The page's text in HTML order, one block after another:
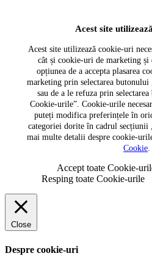
Acest site
Acest site utilizează cookie-uri
cât și cookie-uri de marketing și
opțiunea de a accepta plasarea
marketing prin selectarea
sau de a le refuza prin
Cookie-urile”. Cookie-urile
puteți modifica preferințele în
categoriei dorite în cadrul secțiunii
mai multe detalii despre cookie-
Cookie.
Accept toate Cookie-
Resping toate Cookie-urile
Close
Despre cookie-uri